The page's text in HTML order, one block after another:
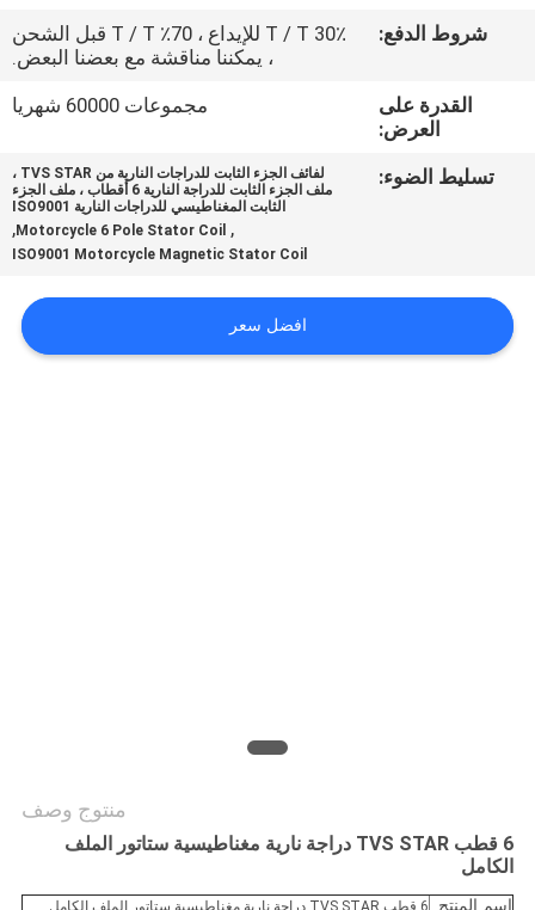
أخبار
اطلب
اقتباس
سياسة
شروط الدفع:
30٪ T / T للإيداع ، 70٪ T / T قبل الشحن
، يمكننا مناقشة مع بعضنا البعض.
القدرة على
العرض:
مجموعات 60000 شهريا
تسليط الضوء:
لفائف الجزء الثابت للدراجات النارية من TVS STAR ،
ملف الجزء الثابت للدراجة النارية 6 أقطاب ، ملف الجزء
الثابت المغناطيسي للدراجات النارية ISO9001
,
Motorcycle 6 Pole Stator Coil
,
ISO9001 Motorcycle Magnetic Stator Coil
افضل سعر
منتوج وصف
6 قطب TVS STAR دراجة نارية مغناطيسية ستاتور الملف
الكامل
اسم المنتج